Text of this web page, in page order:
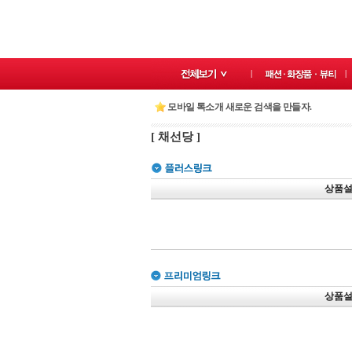
모바일 톡소개 새로운 검색을 만들자.
[ 채선당 ]
상품
상품